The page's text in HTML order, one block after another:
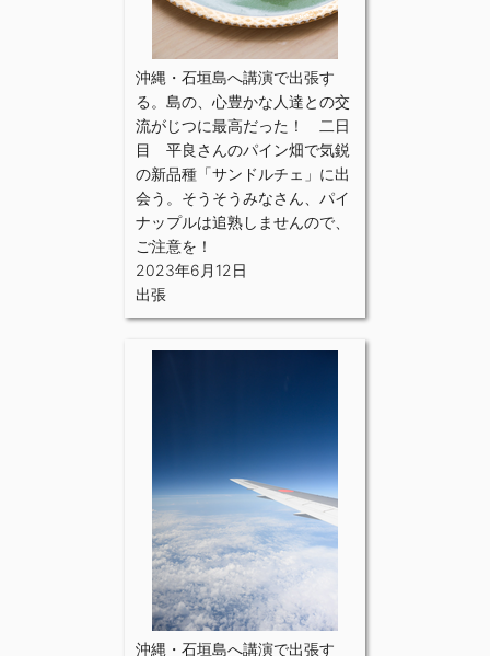
沖縄・石垣島へ講演で出張す
る。島の、心豊かな人達との交
流がじつに最高だった！ 二日
目 平良さんのパイン畑で気鋭
の新品種「サンドルチェ」に出
会う。そうそうみなさん、パイ
ナップルは追熟しませんので、
ご注意を！
2023年6月12日
出張
沖縄・石垣島へ講演で出張す